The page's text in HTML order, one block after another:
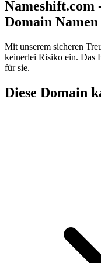
Nameshift.com
Domain
Mit unserem sicheren
keinerlei Risiko ein. Das
für sie.
Diese Domain